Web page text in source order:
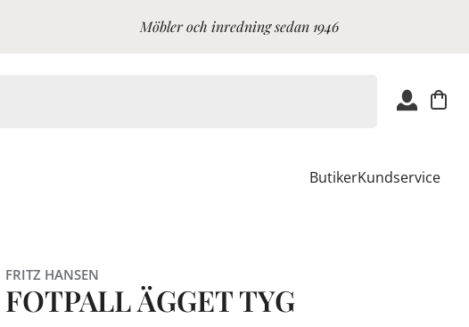
Möbler och inredning sedan 1946
ButikerKundservice
FRITZ HANSEN
FOTPALL ÄGGET TYG